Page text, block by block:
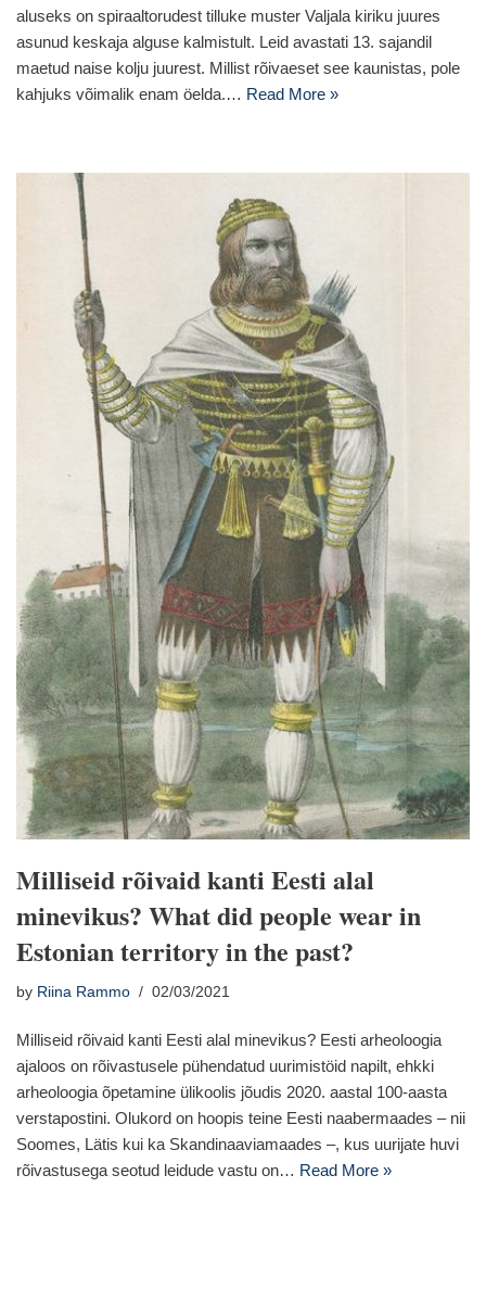
aluseks on spiraaltorudest tilluke muster Valjala kiriku juures
asunud keskaja alguse kalmistult. Leid avastati 13. sajandil
maetud naise kolju juurest. Millist rõivaeset see kaunistas, pole
kahjuks võimalik enam öelda.… Read More »
Milliseid rõivaid kanti Eesti alal
minevikus? What did people wear in
Estonian territory in the past?
by Riina Rammo 02/03/2021
Milliseid rõivaid kanti Eesti alal minevikus? Eesti arheoloogia
ajaloos on rõivastusele pühendatud uurimistöid napilt, ehkki
arheoloogia õpetamine ülikoolis jõudis 2020. aastal 100-aasta
verstapostini. Olukord on hoopis teine Eesti naabermaades – nii
Soomes, Lätis kui ka Skandinaaviamaades –, kus uurijate huvi
rõivastusega seotud leidude vastu on… Read More »